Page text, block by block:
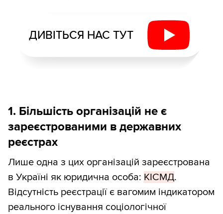
ДИВІТЬСЯ НАС ТУТ
1. Більшість організацій не є
зареєстрованими в державних
реєстрах
Лише одна з цих організацій зареєстрована
в Україні як юридична особа: КІСМД.
Відсутність реєстрації є вагомим індикатором
реального існування соціологічної